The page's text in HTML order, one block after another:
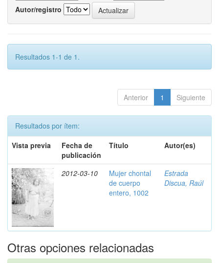
Autor/registro
Resultados 1-1 de 1.
Anterior 1 Siguiente
Resultados por ítem:
Vista previa
Fecha de
publicación
Título Autor(es)
2012-03-10
Mujer chontal
de cuerpo
entero, 1002
Estrada
Discua, Raúl
Otras opciones relacionadas